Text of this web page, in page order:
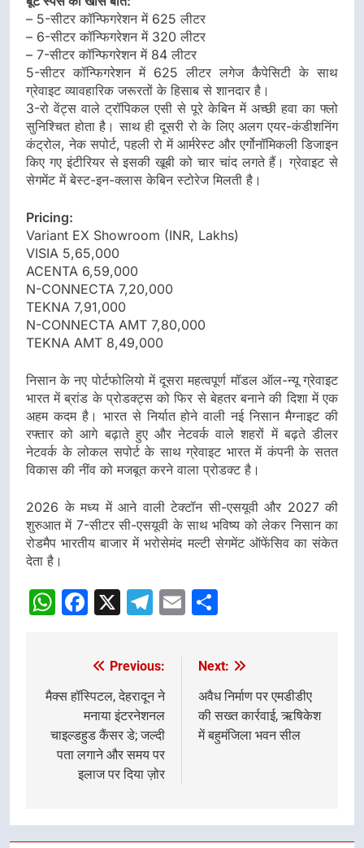
– 5-सीटर कॉन्फिगरेशन में 625 लीटर
– 6-सीटर कॉन्फिगरेशन में 320 लीटर
– 7-सीटर कॉन्फिगरेशन में 84 लीटर
5-सीटर कॉन्फिगरेशन में 625 लीटर लगेज कैपेसिटी के साथ
ग्रेवाइट व्यावहारिक जरूरतों के हिसाब से शानदार है।
3-रो वेंट्स वाले ट्रॉपिकल एसी से पूरे केबिन में अच्छी हवा का फ्लो
सुनिश्चित होता है। साथ ही दूसरी रो के लिए अलग एयर-कंडीशनिंग
कंट्रोल, नेक सपोर्ट, पहली रो में आर्मरेस्ट और एर्गोनॉमिकली डिजाइन
किए गए इंटीरियर से इसकी खूबी को चार चांद लगते हैं। ग्रेवाइट से
सेगमेंट में बेस्ट-इन-क्लास केबिन स्टोरेज मिलती है।
Pricing:
Variant EX Showroom (INR, Lakhs)
VISIA 5,65,000
ACENTA 6,59,000
N-CONNECTA 7,20,000
TEKNA 7,91,000
N-CONNECTA AMT 7,80,000
TEKNA AMT 8,49,000
निसान के नए पोर्टफोलियो में दूसरा महत्वपूर्ण मॉडल ऑल-न्यू ग्रेवाइट
भारत में ब्रांड के प्रोडक्ट्स को फिर से बेहतर बनाने की दिशा में एक
अहम कदम है। भारत से निर्यात होने वाली नई निसान मैग्नाइट की
रफ्तार को आगे बढ़ाते हुए और नेटवर्क वाले शहरों में बढ़ते डीलर
नेटवर्क के लोकल सपोर्ट के साथ ग्रेवाइट भारत में कंपनी के सतत
विकास की नींव को मजबूत करने वाला प्रोडक्ट है।
2026 के मध्य में आने वाली टेक्टॉन सी-एसयूवी और 2027 की
शुरुआत में 7-सीटर सी-एसयूवी के साथ भविष्य को लेकर निसान का
रोडमैप भारतीय बाजार में भरोसेमंद मल्टी सेगमेंट ऑफेंसिव का संकेत
देता है।
WhatsApp
Facebook
X Telegram
Email
navigation
Previous:
मैक्स हॉस्पिटल, देहरादून ने
मनाया इंटरनेशनल
चाइल्डहुड कैंसर डे; जल्दी
पता लगाने और समय पर
इलाज पर दिया ज़ोर
Next:
अवैध निर्माण पर एमडीडीए
की सख्त कार्रवाई, ऋषिकेश
में बहुमंजिला भवन सील